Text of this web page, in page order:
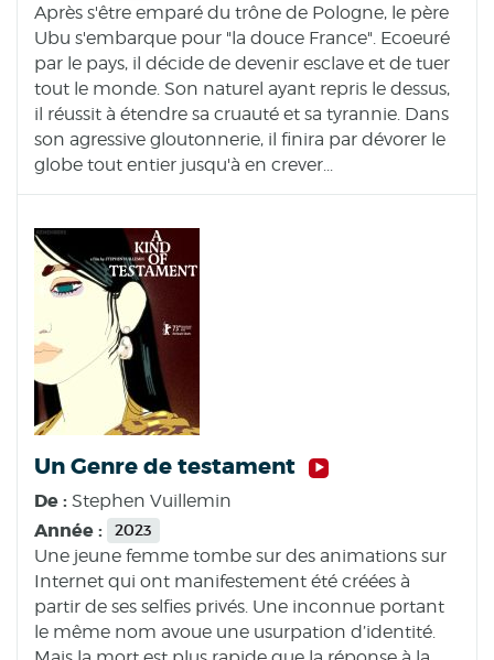
Après s'être emparé du trône de Pologne, le père
Ubu s'embarque pour "la douce France". Ecoeuré
par le pays, il décide de devenir esclave et de tuer
tout le monde. Son naturel ayant repris le dessus,
il réussit à étendre sa cruauté et sa tyrannie. Dans
son agressive gloutonnerie, il finira par dévorer le
globe tout entier jusqu'à en crever...
Un Genre de testament
De : Stephen Vuillemin
Année : 2023
Une jeune femme tombe sur des animations sur
Internet qui ont manifestement été créées à
partir de ses selfies privés. Une inconnue portant
le même nom avoue une usurpation d’identité.